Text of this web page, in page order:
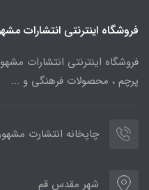
فروشگاه اینترنتی انتشارات
فروشگاه اینترنتی انتشارات
پرچم ، محصولات فرهنگی و ...
چاپخانه انتشارت مشهور
شهر مقدس قم